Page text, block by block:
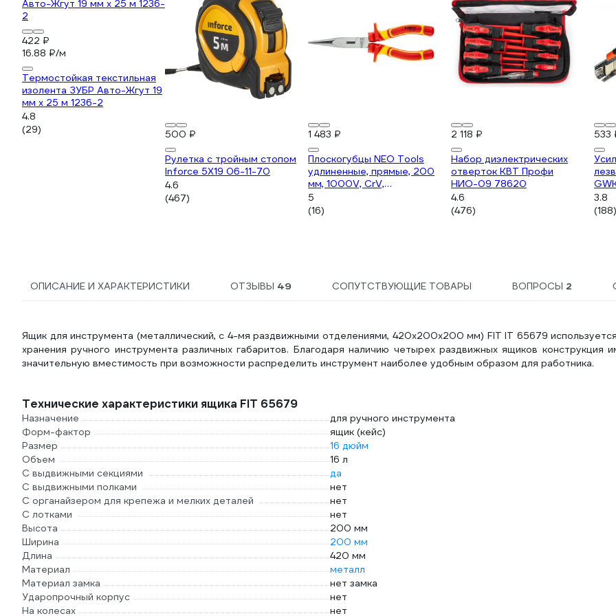
422 ₽
16.88 ₽/м
Термостойкая текстильная
изолента ЗУБР Авто-Жгут 19
мм х 25 м 1236-2
4.8
(29)
500 ₽
Рулетка с тройным стопом
Inforce 5Х19 06-11-70
4.6
(467)
1 483 ₽
Плоскогубцы NEO Tools
удлиненные, прямые, 200
мм, 1000V, CrV,
полированные 01-225
5
(16)
2 118 ₽
Набор диэлектрических
отверток КВТ Профи
НИО-09 78620
4.6
(476)
533
3.8
(188)
ОПИСАНИЕ И ХАРАКТЕРИСТИКИ ОТЗЫВЫ 49 СОПУТСТВУЮЩИЕ ТОВАРЫ ВОПРОСЫ 2
Ящик для инструмента (металлический, с 4-мя раздвижными отделениями, 420х200х200 мм) FIT IT 65679
хранения ручного инструмента различных габаритов. Благодаря наличию четырех раздвижных ящиков конструкция
значительную вместимость при возможности распределить инструмент наиболее удобным образом для работника.
Технические характеристики ящика FIT 65679
Назначение
для ручного инструмента
Форм-фактор
ящик (кейс)
Размер
16 дюйм
Объем
16 л
С выдвижными секциями
да
С выдвижными полками
нет
С органайзером для крепежа и мелких деталей
нет
С лотками
нет
Высота
200 мм
Ширина
200 мм
Длина
420 мм
Материал
металл
Материал замка
нет замка
Ударопрочный корпус
нет
На колесах
нет